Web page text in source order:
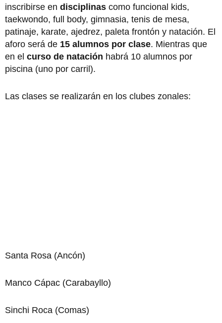
inscribirse en disciplinas como funcional kids,
taekwondo, full body, gimnasia, tenis de mesa,
patinaje, karate, ajedrez, paleta frontón y natación. El
aforo será de 15 alumnos por clase. Mientras que
en el curso de natación habrá 10 alumnos por
piscina (uno por carril).
Las clases se realizarán en los clubes zonales:
Santa Rosa (Ancón)
Manco Cápac (Carabayllo)
Sinchi Roca (Comas)